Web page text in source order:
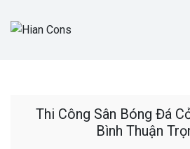
Thi Công Sân Bóng Đá
Bình Thuận